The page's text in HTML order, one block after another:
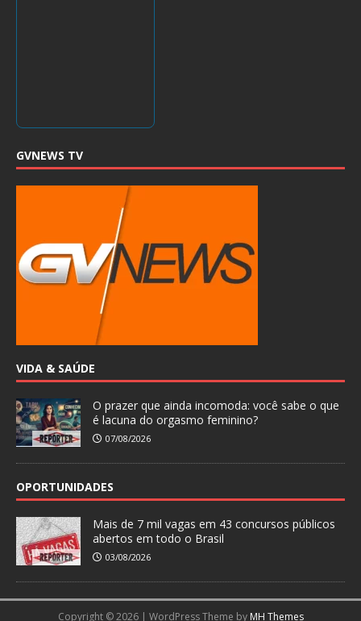
GVNEWS TV
VIDA & SAÚDE
O prazer que ainda incomoda: você sabe o que
é lacuna do orgasmo feminino?
07/08/2026
OPORTUNIDADES
Mais de 7 mil vagas em 43 concursos públicos
abertos em todo o Brasil
03/08/2026
Copyright © 2026 | WordPress Theme by MH Themes